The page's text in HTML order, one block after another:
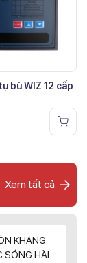
bù WIZ 12 cấp
Xem tất cả
KHÁNG
SÓNG HÀI